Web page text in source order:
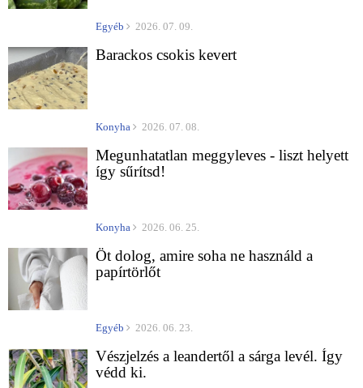
Egyéb 2026. 07. 09.
Barackos csokis kevert
Konyha 2026. 07. 08.
Megunhatatlan meggyleves - liszt helyett
így sűrítsd!
Konyha 2026. 06. 25.
Öt dolog, amire soha ne használd a
papírtörlőt
Egyéb 2026. 06. 23.
Vészjelzés a leandertől a sárga levél. Így
védd ki.